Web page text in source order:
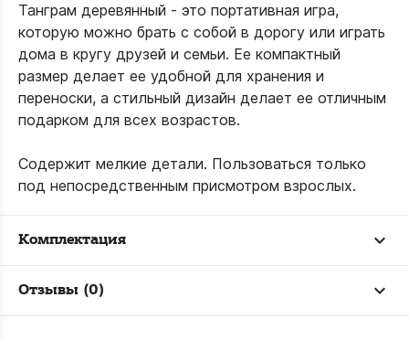
Танграм деревянный - это портативная игра,
которую можно брать с собой в дорогу или играть
дома в кругу друзей и семьи. Ее компактный
размер делает ее удобной для хранения и
переноски, а стильный дизайн делает ее отличным
подарком для всех возрастов.
Содержит мелкие детали. Пользоваться только
под непосредственным присмотром взрослых.
Комплектация
Отзывы (0)